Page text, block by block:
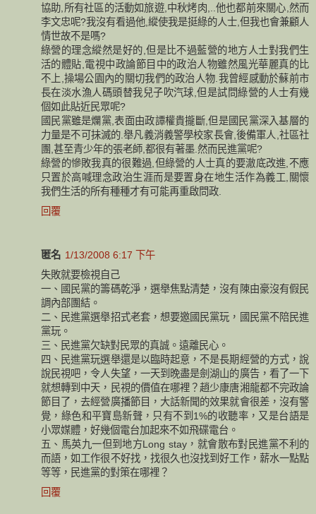
協助,所有社區的活動如旅遊,中秋烤肉,..他也都前來關心,然而
李文忠呢?我沒有看過他,縱使我是挺綠的人士,但我也會兼顧人
情世故不是嗎?
綠營的理念縱然是好的,但是比不過藍營的地方人士對我們生
活的體貼,電視中政論節目中的政治人物雖然風光華麗真的比
不上,操場公園內的關切我們的政治人物.我曾經感動於蘇前市
長在淡水漁人碼頭替我兒子吹汽球,但是試問綠營的人士有幾
個如此貼近民眾呢?
國民黨雖是爛黨,表面由政譚權貴攏斷,但是國民黨深入基層的
力量是不可抺滅的.舉凡義消義警學校家長會,後備軍人,社區社
團,甚至青少年的張老師,都很有著墨.然而民進黨呢?
綠營的慘敗我真的很難過,但綠營的人士真的要澈底改進,不應
只置於高喊理念政治生涯而是要置身在地生活作為義工,關懷
我們生活的所有種種才有可能再重啟問政.
回覆
匿名 1/13/2008 6:17 下午
失敗就要檢視自己
一、國民黨的籌碼乾淨，選舉焦點清楚，沒有陳由豪沒有假民
調內部團結。
二、民進黨選舉招式老套，想要邀國民黨玩，國民黨不陪民進
黨玩。
三、民進黨欠缺對民眾的真誠。遠離民心。
四、民進黨玩選舉還是以臨時起意，不是長期經營的方式，說
說民視吧，令人失望，一天到晚盡是劍湖山的廣告，看了一下
就想轉到中天，民視的價值在哪裡？趙少康唐湘龍都不完政論
節目了，去經營廣播節目，大話新聞的效果就會很差，沒有警
覺，綠色和平寶島新聲，只有不到1%的收聽率，又是台語是
小眾媒體，好幾個電台加起來不如飛碟電台。
五、馬英九一但到地方Long stay，就會散布對民進黨不利的
而語，如工作很不好找，找很久也沒找到好工作，薪水一點點
等等，民進黨的對策在哪裡？
回覆